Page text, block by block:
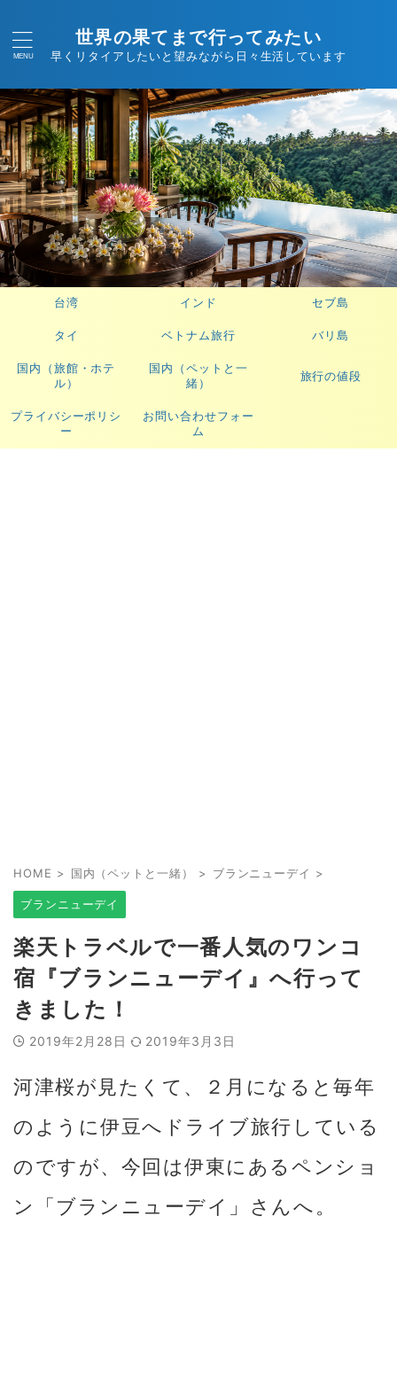
世界の果てまで行ってみたい
早くリタイアしたいと望みながら日々生活しています
台湾 インド セブ島
タイ ベトナム旅行 バリ島
国内（旅館・ホテ
ル）
国内（ペットと一
緒）
旅行の値段
プライバシーポリシ
ー
お問い合わせフォー
ム
HOME > 国内（ペットと一緒） > ブランニューデイ >
ブランニューデイ
楽天トラベルで一番人気のワンコ
宿『ブランニューデイ』へ行って
きました！
2019年2月28日 2019年3月3日
河津桜が見たくて、２月になると毎年
のように伊豆へドライブ旅行している
のですが、今回は伊東にあるペンショ
ン「ブランニューデイ」さんへ。